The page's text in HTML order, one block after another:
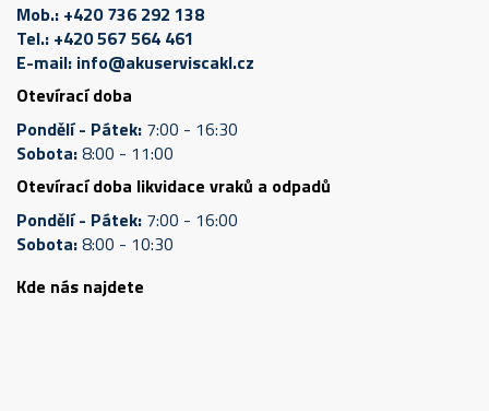
Mob.: +420 736 292 138
Tel.: +420 567 564 461
E-mail: info@akuserviscakl.cz
Otevírací doba
Pondělí - Pátek: 7:00 - 16:30
Sobota:8:00 - 11:00
Otevírací doba likvidace vraků a odpadů
Pondělí - Pátek: 7:00 - 16:00
Sobota:8:00 - 10:30
Kde nás najdete